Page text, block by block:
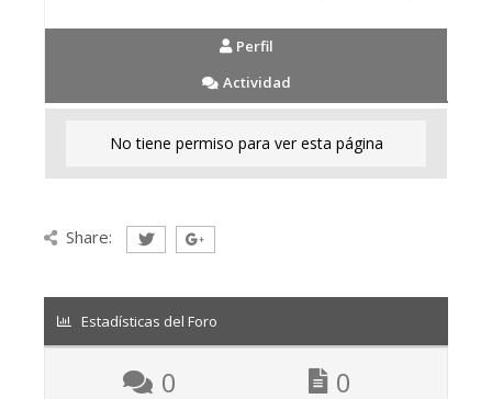
Perfil
Actividad
No tiene permiso para ver esta página
Share:
Estadísticas del Foro
0 0